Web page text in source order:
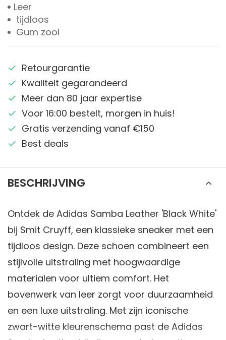
Leer
tijdloos
Gum zool
Retourgarantie
Kwaliteit gegarandeerd
Meer dan 80 jaar expertise
Voor 16:00 bestelt, morgen in huis!
Gratis verzending vanaf €150
Best deals
BESCHRIJVING
Ontdek de Adidas Samba Leather 'Black White'
bij Smit Cruyff, een klassieke sneaker met een
tijdloos design. Deze schoen combineert een
stijlvolle uitstraling met hoogwaardige
materialen voor ultiem comfort. Het
bovenwerk van leer zorgt voor duurzaamheid
en een luxe uitstraling. Met zijn iconische
zwart-witte kleurenschema past de Adidas